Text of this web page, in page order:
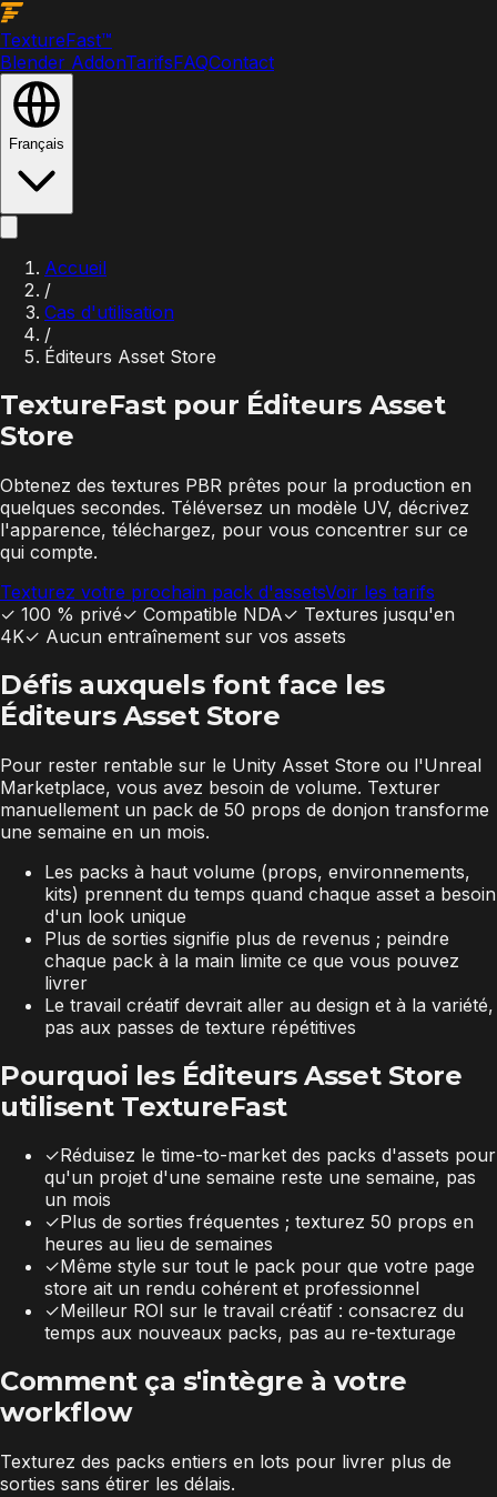
TextureFast™
Blender AddonTarifsFAQContact
Français
Accueil
/
Cas d'utilisation
/
Éditeurs Asset Store
TextureFast pour Éditeurs Asset
Store
Obtenez des textures PBR prêtes pour la production en
quelques secondes. Téléversez un modèle UV, décrivez
l'apparence, téléchargez, pour vous concentrer sur ce
qui compte.
Texturez votre prochain pack d'assetsVoir les tarifs
✓ 100 % privé✓ Compatible NDA✓ Textures jusqu'en
4K✓ Aucun entraînement sur vos assets
Défis auxquels font face les
Éditeurs Asset Store
Pour rester rentable sur le Unity Asset Store ou l'Unreal
Marketplace, vous avez besoin de volume. Texturer
manuellement un pack de 50 props de donjon transforme
une semaine en un mois.
Les packs à haut volume (props, environnements,
kits) prennent du temps quand chaque asset a besoin
d'un look unique
Plus de sorties signifie plus de revenus ; peindre
chaque pack à la main limite ce que vous pouvez
livrer
Le travail créatif devrait aller au design et à la variété,
pas aux passes de texture répétitives
Pourquoi les Éditeurs Asset Store
utilisent TextureFast
✓Réduisez le time-to-market des packs d'assets pour
qu'un projet d'une semaine reste une semaine, pas
un mois
✓Plus de sorties fréquentes ; texturez 50 props en
heures au lieu de semaines
✓Même style sur tout le pack pour que votre page
store ait un rendu cohérent et professionnel
✓Meilleur ROI sur le travail créatif : consacrez du
temps aux nouveaux packs, pas au re-texturage
Comment ça s'intègre à votre
workflow
Texturez des packs entiers en lots pour livrer plus de
sorties sans étirer les délais.